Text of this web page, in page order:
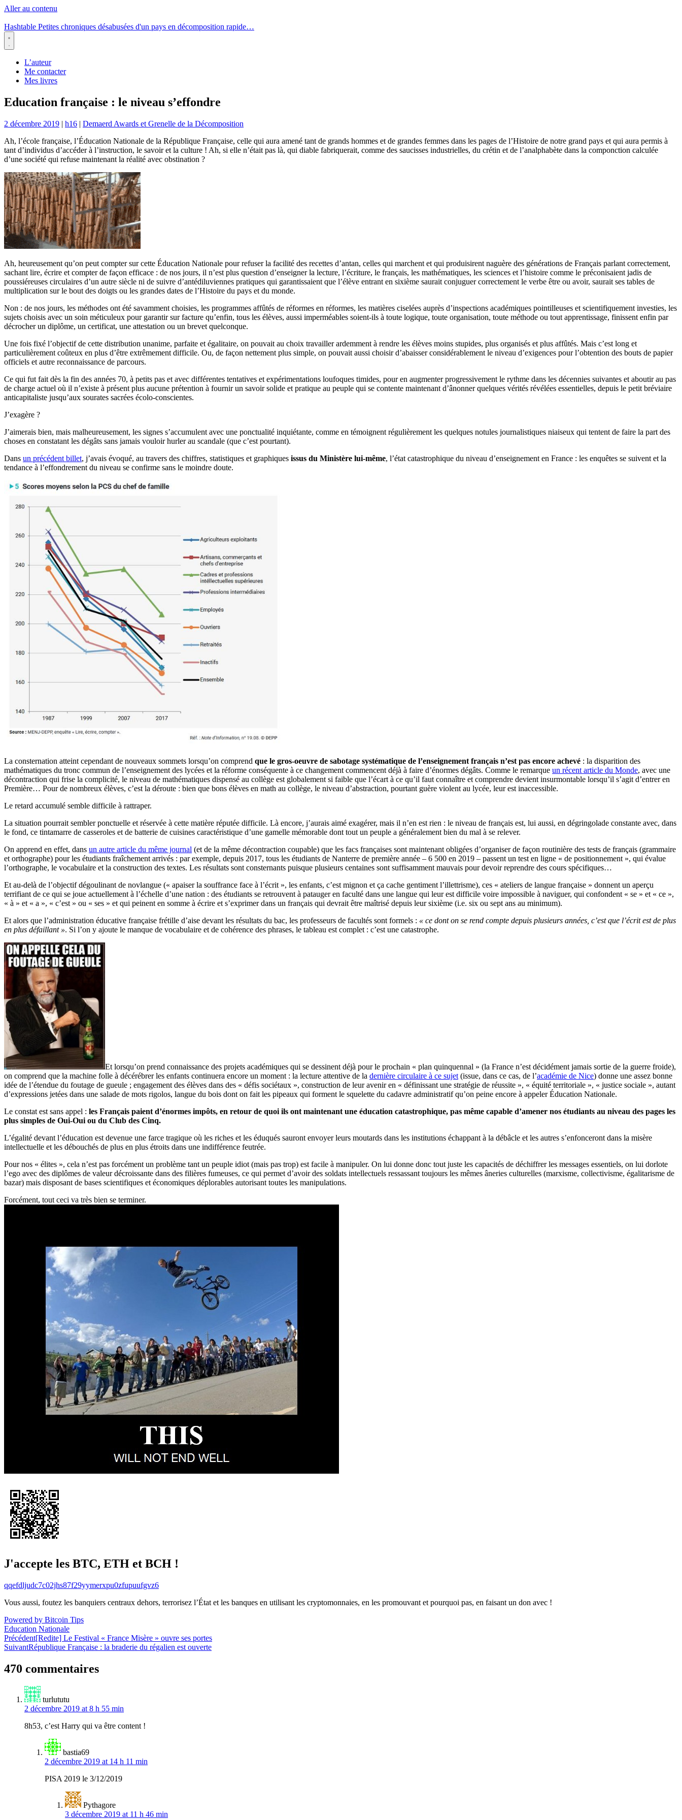
Aller au contenu
Hashtable Petites chroniques désabusées d'un pays en décomposition rapide…
Menu
L’auteur
Me contacter
Mes livres
Education française : le niveau s’effondre
2 décembre 2019 | h16 | Demaerd Awards et Grenelle de la Décomposition
Ah, l’école française, l’Éducation Nationale de la République Française, celle qui aura amené tant de grands hommes et de grandes femmes dans les pages de l’Histoire de notre grand pays et qui aura permis à
tant d’individus d’accéder à l’instruction, le savoir et la culture ! Ah, si elle n’était pas là, qui diable fabriquerait, comme des saucisses industrielles, du crétin et de l’analphabète dans la componction calculée
d’une société qui refuse maintenant la réalité avec obstination ?
Ah, heureusement qu’on peut compter sur cette Éducation Nationale pour refuser la facilité des recettes d’antan, celles qui marchent et qui produisirent naguère des générations de Français parlant correctement,
sachant lire, écrire et compter de façon efficace : de nos jours, il n’est plus question d’enseigner la lecture, l’écriture, le français, les mathématiques, les sciences et l’histoire comme le préconisaient jadis de
poussiéreuses circulaires d’un autre siècle ni de suivre d’antédiluviennes pratiques qui garantissaient que l’élève entrant en sixième saurait conjuguer correctement le verbe être ou avoir, saurait ses tables de
multiplication sur le bout des doigts ou les grandes dates de l’Histoire du pays et du monde.
Non : de nos jours, les méthodes ont été savamment choisies, les programmes affûtés de réformes en réformes, les matières ciselées auprès d’inspections académiques pointilleuses et scientifiquement investies, les
sujets choisis avec un soin méticuleux pour garantir sur facture qu’enfin, tous les élèves, aussi imperméables soient-ils à toute logique, toute organisation, toute méthode ou tout apprentissage, finissent enfin par
décrocher un diplôme, un certificat, une attestation ou un brevet quelconque.
Une fois fixé l’objectif de cette distribution unanime, parfaite et égalitaire, on pouvait au choix travailler ardemment à rendre les élèves moins stupides, plus organisés et plus affûtés. Mais c’est long et
particulièrement coûteux en plus d’être extrêmement difficile. Ou, de façon nettement plus simple, on pouvait aussi choisir d’abaisser considérablement le niveau d’exigences pour l’obtention des bouts de papier
officiels et autre reconnaissance de parcours.
Ce qui fut fait dès la fin des années 70, à petits pas et avec différentes tentatives et expérimentations loufoques timides, pour en augmenter progressivement le rythme dans les décennies suivantes et aboutir au pas
de charge actuel où il n’existe à présent plus aucune prétention à fournir un savoir solide et pratique au peuple qui se contente maintenant d’ânonner quelques vérités révélées essentielles, depuis le petit bréviaire
anticapitaliste jusqu’aux sourates sacrées écolo-conscientes.
J’exagère ?
J’aimerais bien, mais malheureusement, les signes s’accumulent avec une ponctualité inquiétante, comme en témoignent régulièrement les quelques notules journalistiques niaiseux qui tentent de faire la part des
choses en constatant les dégâts sans jamais vouloir hurler au scandale (que c’est pourtant).
Dans un précédent billet, j’avais évoqué, au travers des chiffres, statistiques et graphiques issus du Ministère lui-même, l’état catastrophique du niveau d’enseignement en France : les enquêtes se suivent et la
tendance à l’effondrement du niveau se confirme sans le moindre doute.
La consternation atteint cependant de nouveaux sommets lorsqu’on comprend que le gros-oeuvre de sabotage systématique de l’enseignement français n’est pas encore achevé : la disparition des
mathématiques du tronc commun de l’enseignement des lycées et la réforme conséquente à ce changement commencent déjà à faire d’énormes dégâts. Comme le remarque un récent article du Monde, avec une
décontraction qui frise la complicité, le niveau de mathématiques dispensé au collège est globalement si faible que l’écart à ce qu’il faut connaître et comprendre devient insurmontable lorsqu’il s’agit d’entrer en
Première… Pour de nombreux élèves, c’est la déroute : bien que bons élèves en math au collège, le niveau d’abstraction, pourtant guère violent au lycée, leur est inaccessible.
Le retard accumulé semble difficile à rattraper.
La situation pourrait sembler ponctuelle et réservée à cette matière réputée difficile. Là encore, j’aurais aimé exagérer, mais il n’en est rien : le niveau de français est, lui aussi, en dégringolade constante avec, dans
le fond, ce tintamarre de casseroles et de batterie de cuisines caractéristique d’une gamelle mémorable dont tout un peuple a généralement bien du mal à se relever.
On apprend en effet, dans un autre article du même journal (et de la même décontraction coupable) que les facs françaises sont maintenant obligées d’organiser de façon routinière des tests de français (grammaire
et orthographe) pour les étudiants fraîchement arrivés : par exemple, depuis 2017, tous les étudiants de Nanterre de première année – 6 500 en 2019 – passent un test en ligne « de positionnement », qui évalue
l’orthographe, le vocabulaire et la construction des textes. Les résultats sont consternants puisque plusieurs centaines sont suffisamment mauvais pour devoir reprendre des cours spécifiques…
Et au-delà de l’objectif dégoulinant de novlangue (« apaiser la souffrance face à l’écrit », les enfants, c’est mignon et ça cache gentiment l’illettrisme), ces « ateliers de langue française » donnent un aperçu
terrifiant de ce qui se joue actuellement à l’échelle d’une nation : des étudiants se retrouvent à patauger en faculté dans une langue qui leur est difficile voire impossible à naviguer, qui confondent « se » et « ce »,
« à » et « a », « c’est » ou « ses » et qui peinent en somme à écrire et s’exprimer dans un français qui devrait être maîtrisé depuis leur sixième (i.e. six ou sept ans au minimum).
Et alors que l’administration éducative française frétille d’aise devant les résultats du bac, les professeurs de facultés sont formels : « ce dont on se rend compte depuis plusieurs années, c’est que l’écrit est de plus
en plus défaillant ». Si l’on y ajoute le manque de vocabulaire et de cohérence des phrases, le tableau est complet : c’est une catastrophe.
Et lorsqu’on prend connaissance des projets académiques qui se dessinent déjà pour le prochain « plan quinquennal » (la France n’est décidément jamais sortie de la guerre froide),
on comprend que la machine folle à décérébrer les enfants continuera encore un moment : la lecture attentive de la dernière circulaire à ce sujet (issue, dans ce cas, de l’académie de Nice) donne une assez bonne
idée de l’étendue du foutage de gueule ; engagement des élèves dans des « défis sociétaux », construction de leur avenir en « définissant une stratégie de réussite », « équité territoriale », « justice sociale », autant
d’expressions jetées dans une salade de mots rigolos, langue du bois dont on fait les pipeaux qui forment le squelette du cadavre administratif qu’on peine encore à appeler Éducation Nationale.
Le constat est sans appel : les Français paient d’énormes impôts, en retour de quoi ils ont maintenant une éducation catastrophique, pas même capable d’amener nos étudiants au niveau des pages les
plus simples de Oui-Oui ou du Club des Cinq.
L’égalité devant l’éducation est devenue une farce tragique où les riches et les éduqués sauront envoyer leurs moutards dans les institutions échappant à la débâcle et les autres s’enfonceront dans la misère
intellectuelle et les débouchés de plus en plus étroits dans une indifférence feutrée.
Pour nos « élites », cela n’est pas forcément un problème tant un peuple idiot (mais pas trop) est facile à manipuler. On lui donne donc tout juste les capacités de déchiffrer les messages essentiels, on lui dorlote
l’ego avec des diplômes de valeur décroissante dans des filières fumeuses, ce qui permet d’avoir des soldats intellectuels ressassant toujours les mêmes âneries culturelles (marxisme, collectivisme, égalitarisme de
bazar) mais disposant de bases scientifiques et économiques déplorables autorisant toutes les manipulations.
Forcément, tout ceci va très bien se terminer.
J'accepte les BTC, ETH et BCH !
qqefdljudc7c02jhs87f29yymerxpu0zfupuufgvz6
Vous aussi, foutez les banquiers centraux dehors, terrorisez l’État et les banques en utilisant les cryptomonnaies, en les promouvant et pourquoi pas, en faisant un don avec !
Powered by Bitcoin Tips
Education Nationale
Navigation
de
l’article
Précédent[Redite] Le Festival « France Misère » ouvre ses portes
SuivantRépublique Française : la braderie du régalien est ouverte
470 commentaires
turlututu
2 décembre 2019 at 8 h 55 min
8h53, c’est Harry qui va être content !
bastia69
2 décembre 2019 at 14 h 11 min
PISA 2019 le 3/12/2019
Pythagore
3 décembre 2019 at 11 h 46 min